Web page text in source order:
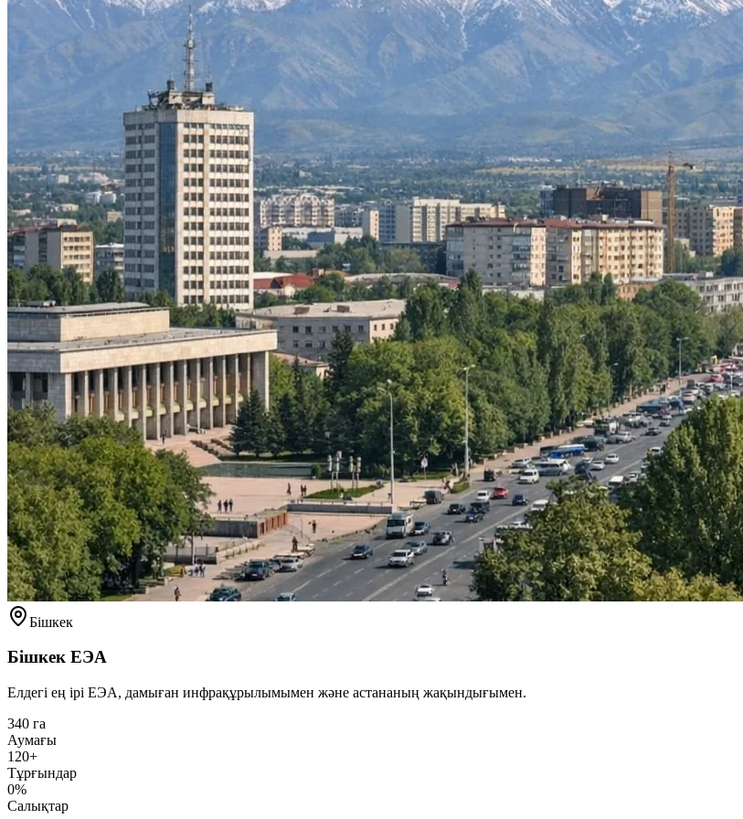
Бішкек
Бішкек ЕЭА
Елдегі ең ірі ЕЭА, дамыған инфрақұрылымымен және астананың жақындығымен.
340 га
Аумағы
120+
Тұрғындар
0%
Салықтар